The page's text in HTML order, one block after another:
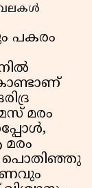
പകരം
മരം
പൊതിഞ്ഞു